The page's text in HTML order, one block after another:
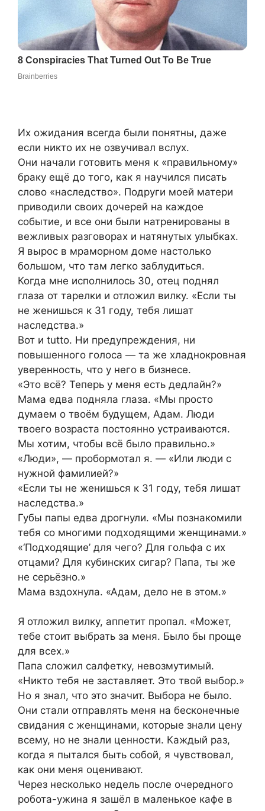
Их ожидания всегда были понятны, даже
если никто их не озвучивал вслух.
Они начали готовить меня к «правильному»
браку ещё до того, как я научился писать
слово «наследство». Подруги моей матери
приводили своих дочерей на каждое
событие, и все они были натренированы в
вежливых разговорах и натянутых улыбках.
Я вырос в мраморном доме настолько
большом, что там легко заблудиться.
Когда мне исполнилось 30, отец поднял
глаза от тарелки и отложил вилку. «Если ты
не женишься к 31 году, тебя лишат
наследства.»
Вот и tutto. Ни предупреждения, ни
повышенного голоса — та же хладнокровная
уверенность, что у него в бизнесе.
«Это всё? Теперь у меня есть дедлайн?»
Мама едва подняла глаза. «Мы просто
думаем о твоём будущем, Адам. Люди
твоего возраста постоянно устраиваются.
Мы хотим, чтобы всё было правильно.»
«Люди», — пробормотал я. — «Или люди с
нужной фамилией?»
«Если ты не женишься к 31 году, тебя лишат
наследства.»
Губы папы едва дрогнули. «Мы познакомили
тебя со многими подходящими женщинами.»
«‘Подходящие’ для чего? Для гольфа с их
отцами? Для кубинских сигар? Папа, ты же
не серьёзно.»
Мама вздохнула. «Адам, дело не в этом.»
Я отложил вилку, аппетит пропал. «Может,
тебе стоит выбрать за меня. Было бы проще
для всех.»
Папа сложил салфетку, невозмутимый.
«Никто тебя не заставляет. Это твой выбор.»
Но я знал, что это значит. Выбора не было.
Они стали отправлять меня на бесконечные
свидания с женщинами, которые знали цену
всему, но не знали ценности. Каждый раз,
когда я пытался быть собой, я чувствовал,
как они меня оценивают.
Через несколько недель после очередного
робота-ужина я зашёл в маленькое кафе в